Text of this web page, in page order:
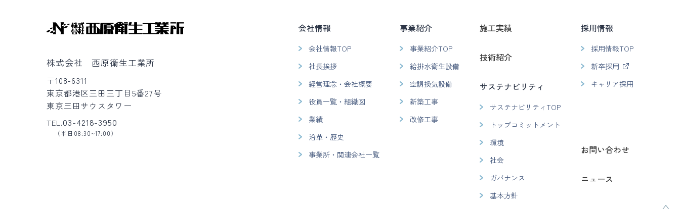
株式会社 西原衛生工業所
〒108-6311
東京都港区三田三丁目5番27号
東京三田サウスタワー
TEL.03-4218-3950
（平日08:30~17:00）
会社情報
会社情報TOP
社長挨拶
経営理念・会社概要
役員一覧・組織図
業績
沿革・歴史
事業所・関連会社一覧
事業紹介
事業紹介TOP
給排水衛生設備
空調換気設備
新築工事
改修工事
施工実績
技術紹介
サステナビリティ
サステナビリティTOP
トップコミットメント
環境
社会
ガバナンス
基本方針
採用情報
採用情報TOP
新卒採用
キャリア採用
お問い合わせ
ニュース